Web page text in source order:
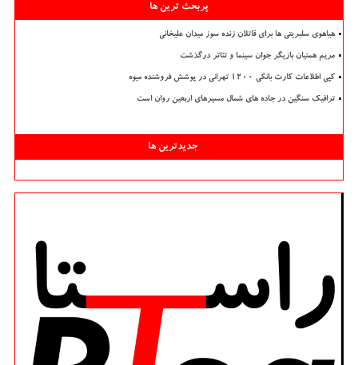
پربحث ترین ها
هیاهوی سلبریتی ها برای قاتلان زنده سوز میدان علیخانی
مریم همتیان بازیگر جوان سینما و تئاتر درگذشت
کپی اطلاعات کارت بانکی ۱۲۰۰ تهرانی در پوشش فروشنده میوه
ترافیک سنگین در جاده های شمال مسیرهای اربعین روان است
جدیدترین ها